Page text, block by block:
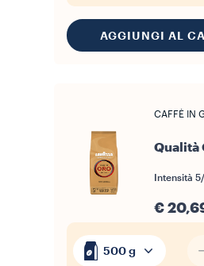
AGGIUNGI AL
CAFFÈ IN
Qualità
Intensità
€
500 g